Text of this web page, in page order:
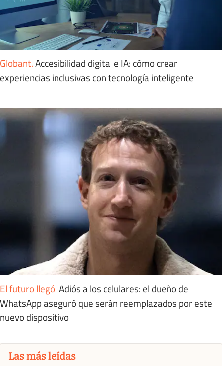
Globant.Accesibilidad digital e IA: cómo crear
experiencias inclusivas con tecnología inteligente
El futuro llegó.Adiós a los celulares: el dueño de
WhatsApp aseguró que serán reemplazados por este
nuevo dispositivo
Las más leídas